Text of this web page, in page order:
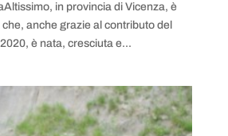
in provincia di Vicenza, è
anche grazie al contributo del
è nata, cresciuta e...